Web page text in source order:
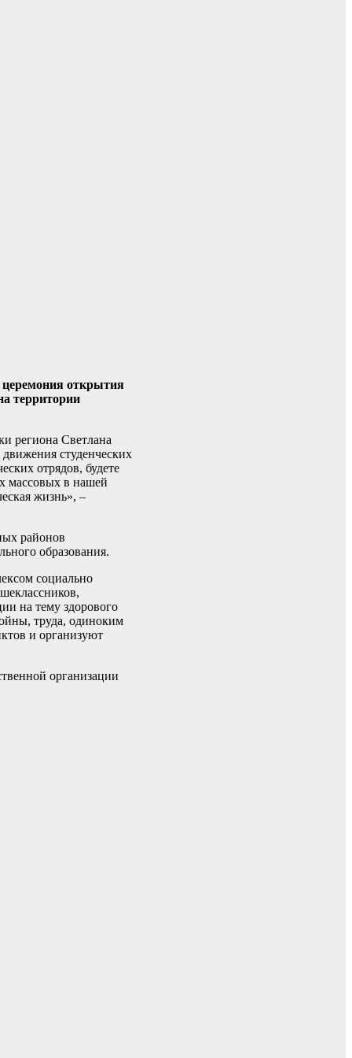
церемония открытия
территории
региона Светлана
студенческих
отрядов, будете
массовых в нашей
жизнь», –
районов
образования.
социально
на тему здорового
труда, одиноким
и организуют
организации